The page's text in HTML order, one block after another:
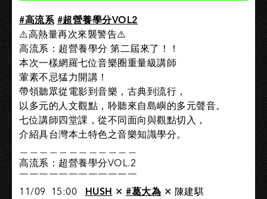
#高流系 #超營養學分VOL2
⚠️高熱量再次來襲警告⚠️
高流系：超營養學分 第二屆來了！！
本次一樣網羅七位音樂圈重量級講師
葷素不忌猛力開講！
帶領聽眾從電影到音樂，古典到流行，
以多元的人文觀點，聆聽來自島嶼的多元聲音。
七位講師四堂課，從不同面向與觀點切入，
介紹具台灣本土特色之音樂知識學分。
高流系：超營養學分VOL.2
￣￣￣￣￣￣￣￣￣￣￣￣
11/09 ​ 15:00 ​ ​ HUSH ​ ✕ #葛大為 ✕ 陳建騏